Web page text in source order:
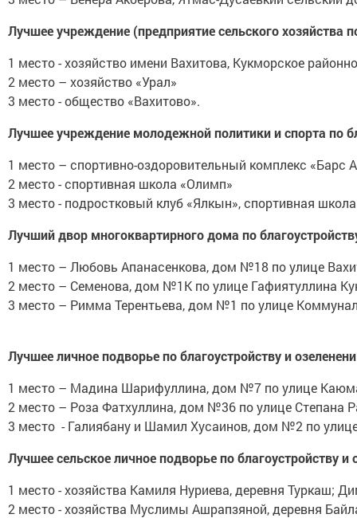
Лучшее учреждение (предприятие сельского хозяйства
1 место - хозяйство имени Вахитова, Кукморское
2 место – хозяйство «Урал»
3 место - общество «Вахитово».
Лучшее учреждение молодежной политики и спорта по
1 место – спортивно-оздоровительный комплекс «Барс
2 место - спортивная школа «Олимп»
3 место - подростковый клуб «Ялкын», спортивная
Лучший двор многоквартирного дома по
1 место – Любовь Апанасенкова, дом №18 по улице
2 место – Семенова, дом №1К по улице Гафиятуллина
3 место – Римма Терентьева, дом №1 по улице
Лучшее личное подворье по благоустройству и
1 место – Мадина Шарифуллина, дом №7 по улице
2 место – Роза Фатхуллина, дом №36 по улице Степана
3 место - Галиябану и Шамил Хусаинов, дом №2 по
Лучшее сельское личное подворье по благоустройству и
1 место - хозяйства Камиля Нуриева, деревня Туркаш;
2 место - хозяйства Муслимы Ашрапзяной, деревня